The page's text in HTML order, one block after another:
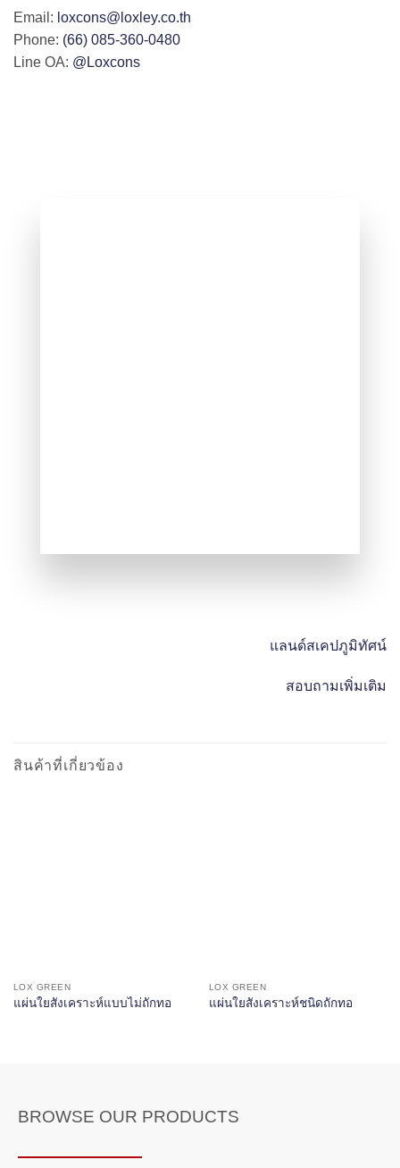
Email: loxcons@loxley.co.th
Phone: (66) 085-360-0480
Line OA: @Loxcons
แลนด์สเคปภูมิทัศน์
สอบถามเพิ่มเติม
สินค้าที่เกี่ยวข้อง
LOX GREEN
แผ่นใยสังเคราะห์แบบไม่ถักทอ
LOX GREEN
แผ่นใยสังเคราะห์ชนิดถักทอ
BROWSE OUR PRODUCTS